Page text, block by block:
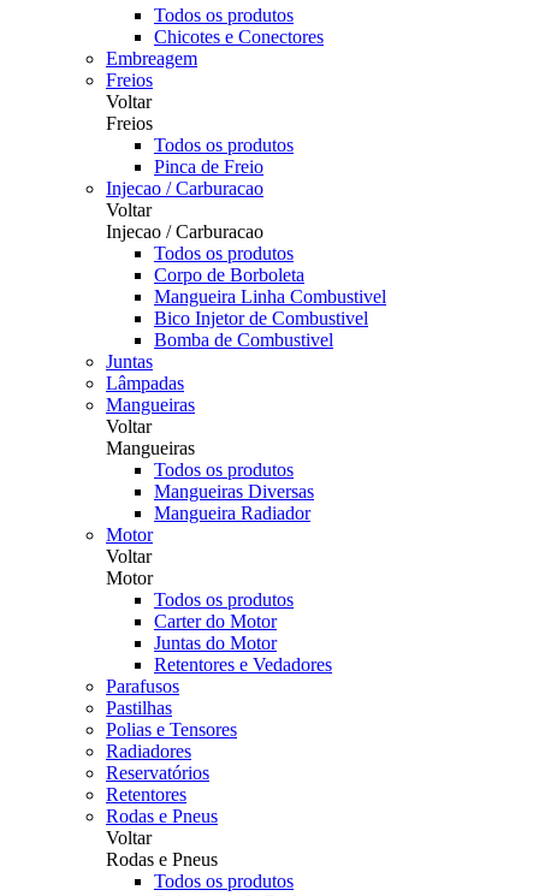
Todos os produtos
Chicotes e Conectores
Embreagem
Freios
Voltar
Freios
Todos os produtos
Pinca de Freio
Injecao / Carburacao
Voltar
Injecao / Carburacao
Todos os produtos
Corpo de Borboleta
Mangueira Linha Combustivel
Bico Injetor de Combustivel
Bomba de Combustivel
Juntas
Lâmpadas
Mangueiras
Voltar
Mangueiras
Todos os produtos
Mangueiras Diversas
Mangueira Radiador
Motor
Voltar
Motor
Todos os produtos
Carter do Motor
Juntas do Motor
Retentores e Vedadores
Parafusos
Pastilhas
Polias e Tensores
Radiadores
Reservatórios
Retentores
Rodas e Pneus
Voltar
Rodas e Pneus
Todos os produtos